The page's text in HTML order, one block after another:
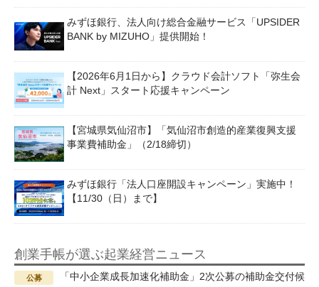
みずほ銀行、法人向け総合金融サービス「UPSIDER
BANK by MIZUHO」提供開始！
【2026年6月1日から】クラウド会計ソフト「弥生会
計 Next」スタート応援キャンペーン
【宮城県気仙沼市】「気仙沼市創造的産業復興支援
事業費補助金」（2/18締切）
みずほ銀行「法人口座開設キャンペーン」実施中！
【11/30（日）まで】
創業手帳が選ぶ起業経営ニュース
「中小企業成長加速化補助金」2次公募の補助金交付候